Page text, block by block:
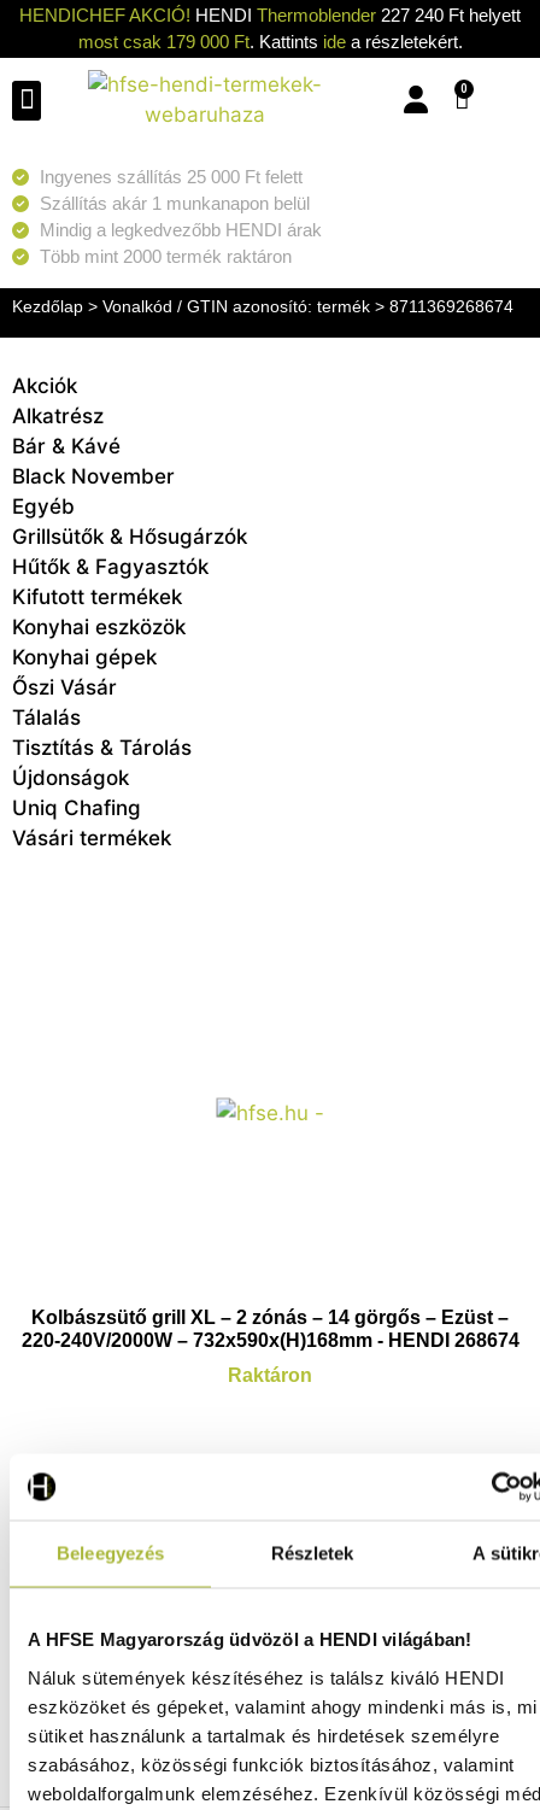
Beleegyezés Részletek A
A HFSE Magyarország üdvözöl a HENDI világában!
Náluk sütemények készítéséhez is találsz kiváló HENDI
eszközöket és gépeket, valamint ahogy mindenki más is,
sütiket használunk a tartalmak és hirdetések személyre
szabásához, közösségi funkciók biztosításához, valamint
weboldalforgalmunk elemzéséhez. Ezenkívül közösségi
HENDICHEF AKCIÓ! HENDI Thermoblender 227 240 Ft helyett
most csak 179 000 Ft. Kattints idea részletekért.
0
Ingyenes szállítás 25 000 Ft felett
Szállítás akár 1 munkanapon belül
Mindig a legkedvezőbb HENDI árak
Több mint 2000 termék raktáron
Kezdőlap > Vonalkód / GTIN azonosító: termék > 8711369268674
Akciók
Alkatrész
Bár & Kávé
Black November
Egyéb
Grillsütők & Hősugárzók
Hűtők & Fagyasztók
Kifutott termékek
Konyhai eszközök
Konyhai gépek
Őszi Vásár
Tálalás
Tisztítás & Tárolás
Újdonságok
Uniq Chafing
Vásári termékek
Kolbászsütő grill XL – 2 zónás – 14 görgős – Ezüst –
220-240V/2000W – 732x590x(H)168mm - HENDI 268674
Raktáron
Ingyenes szállítás 25 000 Ft felett
Szállítás akár 1 munkanapon belül
Mindig a legkedvezőbb HENDI árak
Több mint 2000 termék raktáron